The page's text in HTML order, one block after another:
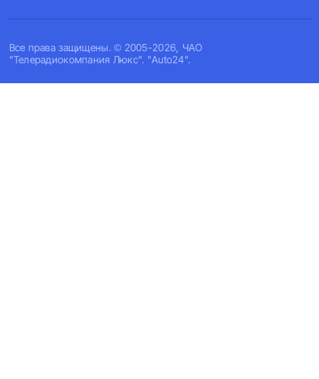
Все права защищены. © 2005-2026, ЧАО
"Телерадиокомпания Люкс". "Auto24".